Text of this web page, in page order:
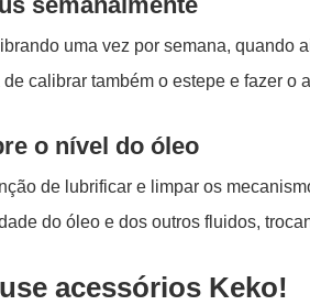
uma vez por semana, quando
calibrar também o estepe e fazer
o nível do óleo
de lubrificar e limpar os
do óleo e dos outros fluidos,
acessórios Keko!